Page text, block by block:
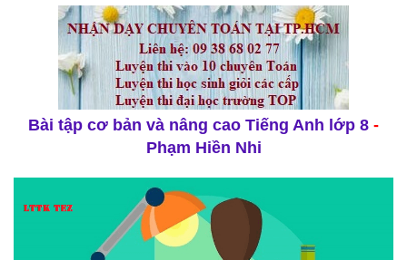
Bài tập cơ bản và nâng cao Tiếng Anh lớp 8 -
Phạm Hiền Nhi